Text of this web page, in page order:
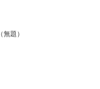
（無題）